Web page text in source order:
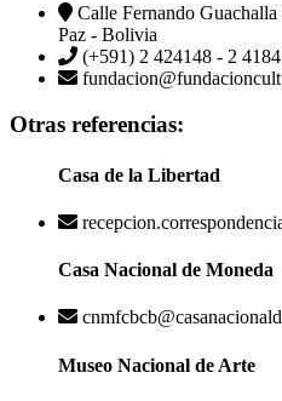
Calle Fernando
Paz - Bolivia
(+591) 2 424148 - 2
Otras referencias:
Casa de la Libertad
Casa Nacional de Moneda
Museo Nacional de Arte